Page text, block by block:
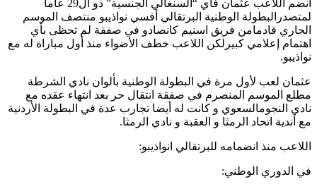
انضم اللاعب عثمان فاي “ السنغالي الجنسية” ذو ال29 عاما
لمتصدر البطولة الوطنية البرتقالي أفسي نواذيبو منتصف الموسم
الجاري قادمامن فريق اسنيم كانصادو في صفقة لم تحظى بأي
اهتمام
إعلامي كبير لكن اللاعب خطف الأضواء منذ أول مباراة له مع
نواذيبو.
عثمان لعب لأول مرة في البطولة الوطنية بألوان نادي الشرطة
مطلع الموسم المنصرم في صفقة انتقال حر بعد انتهاء عقده مع
نادي النجومالسعوي و كانت له أيضا تجارب عدة في البطولة الأردنية
مع أندية اتحاد الرمثا و العقبة و نادي الرمثا.
اللاعب منذ انضمامه للبرتقالي انواذيبو:
في الدوري الوطني: